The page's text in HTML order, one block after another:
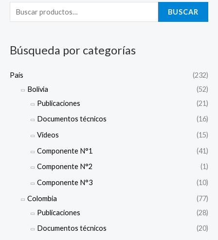
r
BUSCAR
Búsqueda por categorías
País
(232)
Bolivia
(52)
Publicaciones
(21)
Documentos técnicos
(16)
Videos
(15)
Componente N°1
(41)
Componente N°2
(1)
Componente N°3
(10)
Colombia
(77)
Publicaciones
(28)
Documentos técnicos
(20)